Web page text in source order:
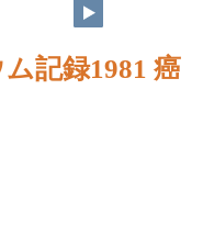
記録1981 癌